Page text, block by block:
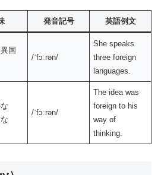
発音記号 英語例文
国
/ˈfɔːrən/
She speaks
three foreign
languages.
/ˈfɔːrən/
The idea was
foreign to his
way of
thinking.